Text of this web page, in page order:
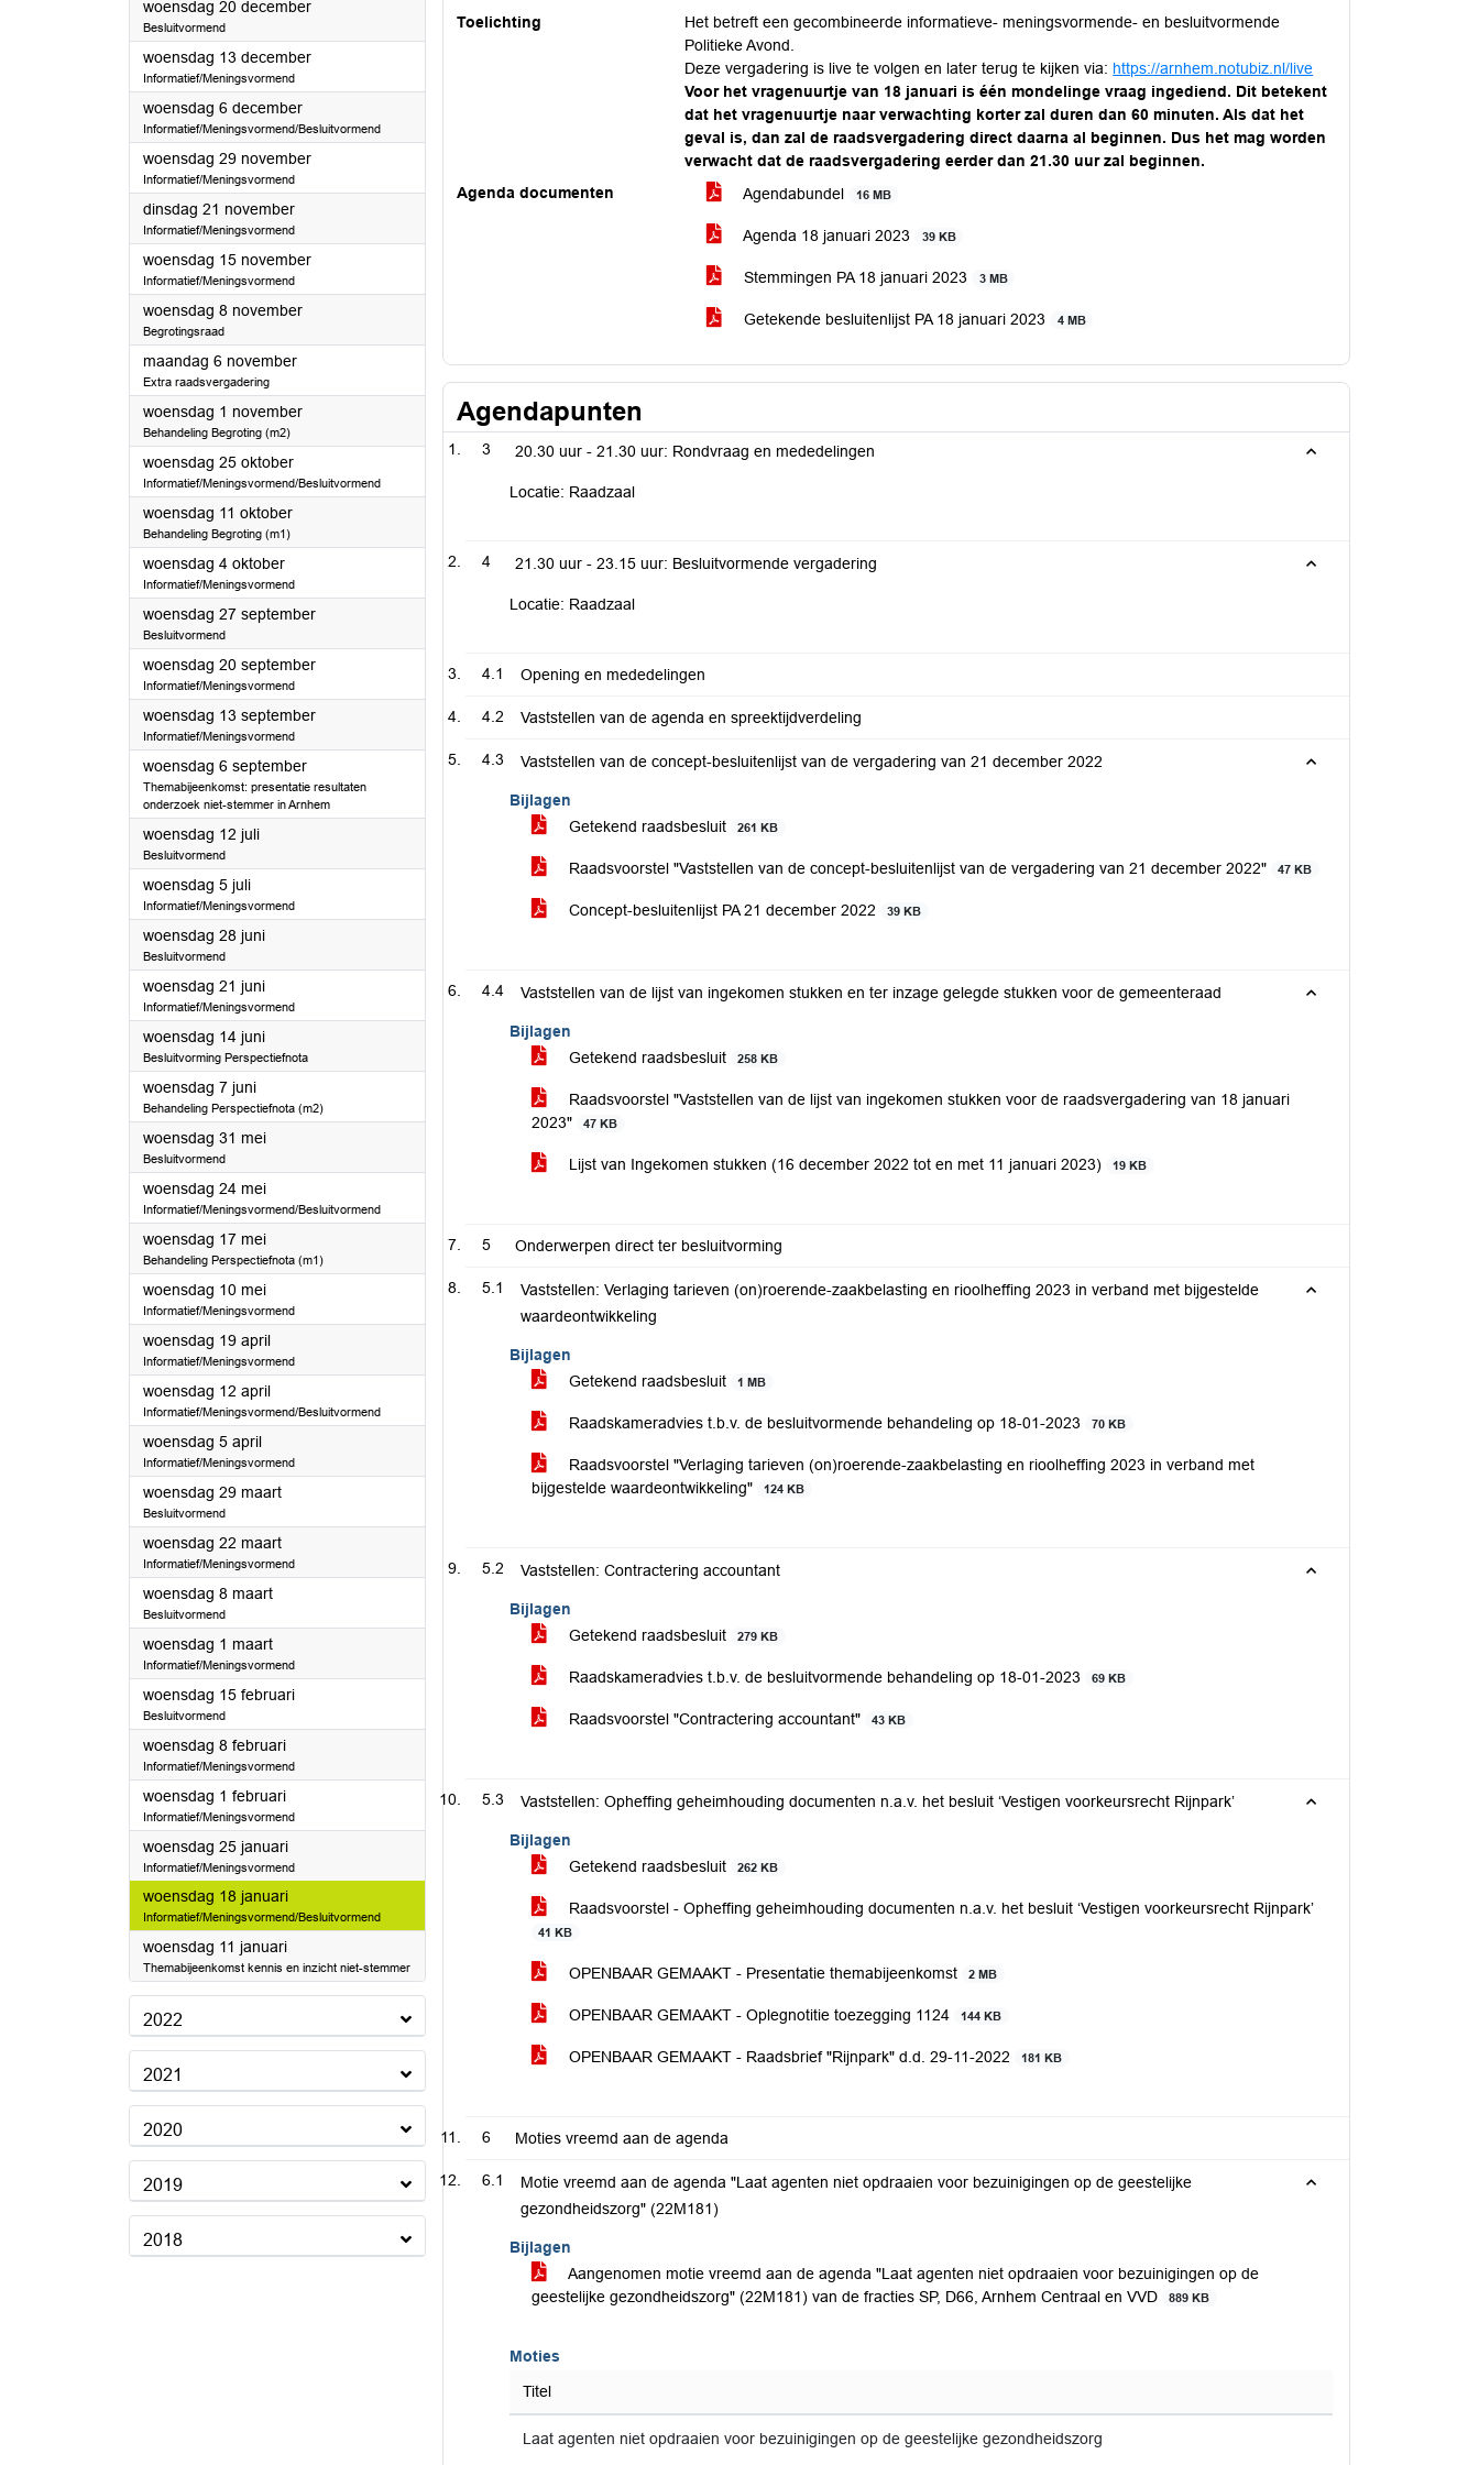
woensdag 20 december2023
Besluitvormend
woensdag 13 december2023
Informatief/Meningsvormend
woensdag 6 december2023
Informatief/Meningsvormend/Besluitvormend
woensdag 29 november2023
Informatief/Meningsvormend
dinsdag 21 november2023
Informatief/Meningsvormend
woensdag 15 november2023
Informatief/Meningsvormend
woensdag 8 november2023
Begrotingsraad
maandag 6 november2023
Extra raadsvergadering
woensdag 1 november2023
Behandeling Begroting (m2)
woensdag 25 oktober2023
Informatief/Meningsvormend/Besluitvormend
woensdag 11 oktober2023
Behandeling Begroting (m1)
woensdag 4 oktober2023
Informatief/Meningsvormend
woensdag 27 september2023
Besluitvormend
woensdag 20 september2023
Informatief/Meningsvormend
woensdag 13 september2023
Informatief/Meningsvormend
woensdag 6 september2023
Themabijeenkomst: presentatie resultaten
onderzoek niet-stemmer in Arnhem
woensdag 12 juli2023
Besluitvormend
woensdag 5 juli2023
Informatief/Meningsvormend
woensdag 28 juni2023
Besluitvormend
woensdag 21 juni2023
Informatief/Meningsvormend
woensdag 14 juni2023
Besluitvorming Perspectiefnota
woensdag 7 juni2023
Behandeling Perspectiefnota (m2)
woensdag 31 mei2023
Besluitvormend
woensdag 24 mei2023
Informatief/Meningsvormend/Besluitvormend
woensdag 17 mei2023
Behandeling Perspectiefnota (m1)
woensdag 10 mei2023
Informatief/Meningsvormend
woensdag 19 april2023
Informatief/Meningsvormend
woensdag 12 april2023
Informatief/Meningsvormend/Besluitvormend
woensdag 5 april2023
Informatief/Meningsvormend
woensdag 29 maart2023
Besluitvormend
woensdag 22 maart2023
Informatief/Meningsvormend
woensdag 8 maart2023
Besluitvormend
woensdag 1 maart2023
Informatief/Meningsvormend
woensdag 15 februari2023
Besluitvormend
woensdag 8 februari2023
Informatief/Meningsvormend
woensdag 1 februari2023
Informatief/Meningsvormend
woensdag 25 januari2023
Informatief/Meningsvormend
woensdag 18 januari2023
Informatief/Meningsvormend/Besluitvormend
woensdag 11 januari2023
Themabijeenkomst kennis en inzicht niet-stemmer
2022
2021
2020
2019
2018
Toelichting
Het betreft een gecombineerde informatieve- meningsvormende- en besluitvormende
Politieke Avond.
Deze vergadering is live te volgen en later terug te kijken via: https://arnhem.notubiz.nl/live
Voor het vragenuurtje van 18 januari is één mondelinge vraag ingediend. Dit betekent
dat het vragenuurtje naar verwachting korter zal duren dan 60 minuten. Als dat het
geval is, dan zal de raadsvergadering direct daarna al beginnen. Dus het mag worden
verwacht dat de raadsvergadering eerder dan 21.30 uur zal beginnen.
Agenda documenten
Agendabundel 16 MB
Agenda 18 januari 2023 39 KB
Stemmingen PA 18 januari 2023 3 MB
Getekende besluitenlijst PA 18 januari 2023 4 MB
Agendapunten
3 20.30 uur - 21.30 uur: Rondvraag en mededelingen
Locatie: Raadzaal
4 21.30 uur - 23.15 uur: Besluitvormende vergadering
Locatie: Raadzaal
4.1 Opening en mededelingen
4.2 Vaststellen van de agenda en spreektijdverdeling
4.3 Vaststellen van de concept-besluitenlijst van de vergadering van 21 december 2022
Bijlagen
Getekend raadsbesluit
261 KB
Raadsvoorstel "Vaststellen van de concept-besluitenlijst van de vergadering van 21 december 2022" 47 KB
Concept-besluitenlijst PA 21 december 2022 39 KB
4.4 Vaststellen van de lijst van ingekomen stukken en ter inzage gelegde stukken voor de gemeenteraad
Bijlagen
Getekend raadsbesluit
258 KB
Raadsvoorstel "Vaststellen van de lijst van ingekomen stukken voor de raadsvergadering van 18 januari
2023"
47 KB
Lijst van Ingekomen stukken (16 december 2022 tot en met 11 januari 2023) 19 KB
5 Onderwerpen direct ter besluitvorming
5.1
Vaststellen: Verlaging tarieven (on)roerende-zaakbelasting en rioolheffing 2023 in verband met bijgestelde
waardeontwikkeling
Bijlagen
Getekend raadsbesluit
1 MB
Raadskameradvies t.b.v. de besluitvormende behandeling op 18-01-2023 70 KB
Raadsvoorstel "Verlaging tarieven (on)roerende-zaakbelasting en rioolheffing 2023 in verband met
bijgestelde waardeontwikkeling"
124 KB
5.2 Vaststellen: Contractering accountant
Bijlagen
Getekend raadsbesluit
279 KB
Raadskameradvies t.b.v. de besluitvormende behandeling op 18-01-2023 69 KB
Raadsvoorstel "Contractering accountant" 43 KB
5.3 Vaststellen: Opheffing geheimhouding documenten n.a.v. het besluit ‘Vestigen voorkeursrecht Rijnpark’
Bijlagen
Getekend raadsbesluit
262 KB
Raadsvoorstel - Opheffing geheimhouding documenten n.a.v. het besluit ‘Vestigen voorkeursrecht Rijnpark’
41 KB
OPENBAAR GEMAAKT - Presentatie themabijeenkomst 2 MB
OPENBAAR GEMAAKT - Oplegnotitie toezegging 1124 144 KB
OPENBAAR GEMAAKT - Raadsbrief "Rijnpark" d.d. 29-11-2022 181 KB
6 Moties vreemd aan de agenda
6.1
Motie vreemd aan de agenda "Laat agenten niet opdraaien voor bezuinigingen op de geestelijke
gezondheidszorg" (22M181)
Bijlagen
Aangenomen motie vreemd aan de agenda "Laat agenten niet opdraaien voor bezuinigingen op de
geestelijke gezondheidszorg" (22M181) van de fracties SP, D66, Arnhem Centraal en VVD
889 KB
Moties
Titel
Laat agenten niet opdraaien voor bezuinigingen op de geestelijke gezondheidszorg